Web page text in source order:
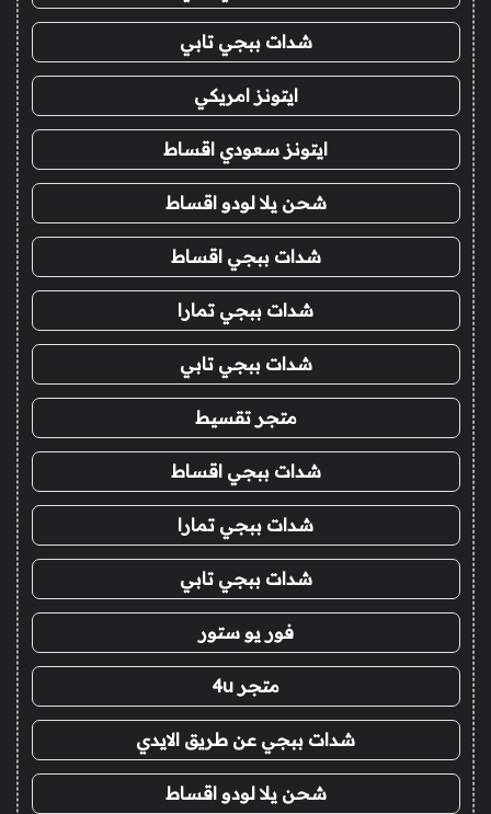
شدات ببجي تابي
ايتونز امريكي
ايتونز سعودي اقساط
شحن يلا لودو اقساط
شدات ببجي اقساط
شدات ببجي تمارا
شدات ببجي تابي
متجر تقسيط
شدات ببجي اقساط
شدات ببجي تمارا
شدات ببجي تابي
فور يو ستور
متجر 4u
شدات ببجي عن طريق الايدي
شحن يلا لودو اقساط